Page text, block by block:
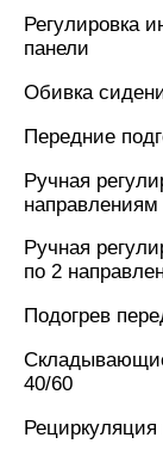
Регулировка
панели
Обивка
Передние
Ручная
направлениям
Ручная
по 2
Подогрев
40/60
Рециркуляция